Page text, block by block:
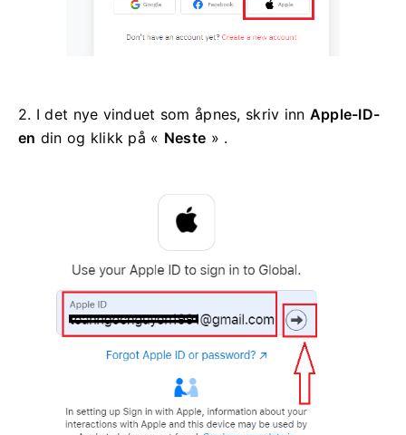
2. I det nye vinduet som åpnes, skriv inn Apple-ID-
en din og klikk på « Neste » .